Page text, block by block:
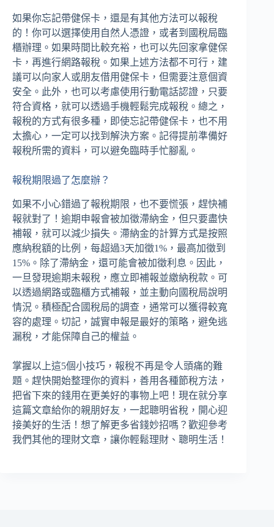
如果你忘記帶健保卡，還是有其他方法可以報稅
的！你可以選擇使用自然人憑證，或者到國稅局臨
櫃辦理。如果時間比較充裕，也可以先回家拿健保
卡，再進行網路報稅。如果上述方法都不可行，建
議可以向家人或朋友借用健保卡，但需要注意個資
安全。此外，也可以考慮使用行動電話認證，只要
符合資格，就可以透過手機輕鬆完成報稅。總之，
報稅的方式有很多種，即使忘記帶健保卡，也不用
太擔心，一定可以找到解決方案。記得提前準備好
報稅所需的資料，可以避免臨時手忙腳亂。
報稅期限過了怎麼辦？
如果不小心錯過了報稅期限，也不要慌張，趕快補
報就對了！逾期申報會被加徵滯納金，但只要盡快
補報，就可以減少損失。滯納金的計算方式是按照
應納稅額的比例，每超過3天加徵1%，最高加徵到
15%。除了滯納金，還可能會被加徵利息。因此，
一旦發現逾期未報稅，應立即補報並繳納稅款。可
以透過網路或臨櫃方式補報，並主動向國稅局說明
情況。積極配合國稅局的調查，通常可以獲得較寬
容的處理。切記，誠實申報是最好的策略，避免逃
漏稅，才能保障自己的權益。
掌握以上這5個小技巧，報稅不再是令人頭痛的難
題。趕快開始整理你的資料，善用各種節稅方法，
把省下來的錢用在更美好的事物上吧！現在就分享
這篇文章給你的親朋好友，一起聰明省稅，開心迎
接美好的生活！想了解更多省錢妙招嗎？歡迎參考
我們其他的理財文章，讓你輕鬆理財、聰明生活！